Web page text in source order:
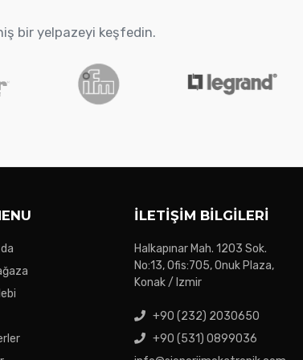
bir yelpazeyi keşfedin.
İLETIŞIM BILGILERI
Halkapınar Mah. 1203 Sok.
No:13, Ofis:705, Onuk Plaza,
Konak / Izmir
+90 (232) 2030650
+90 (531) 0899036